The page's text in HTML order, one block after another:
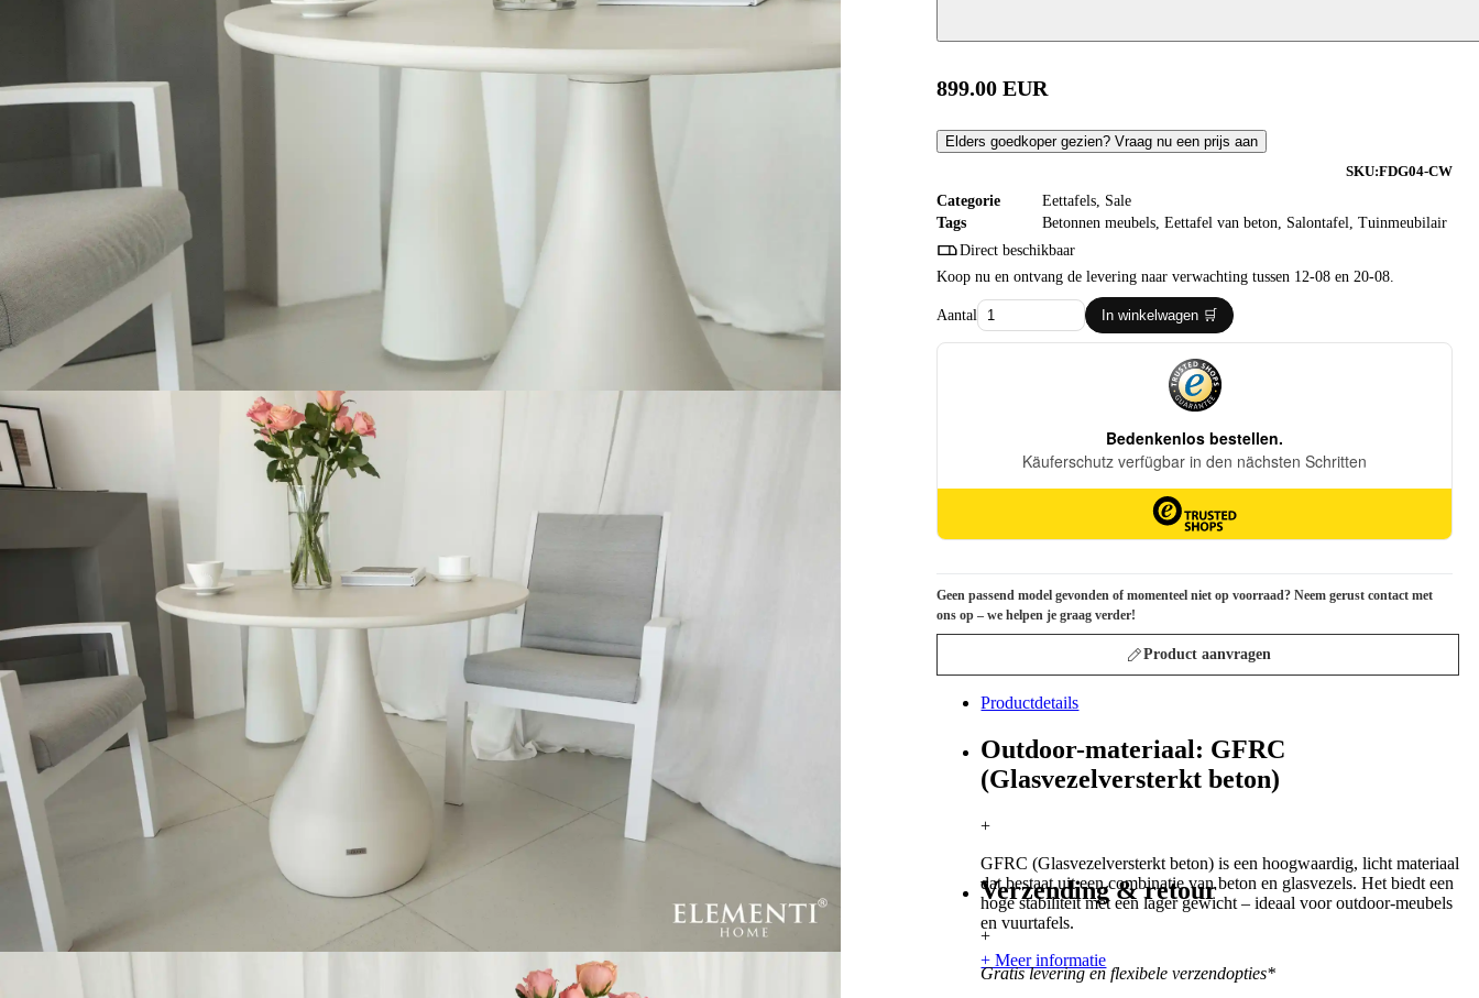
899.00 EUR
Elders goedkoper gezien? Vraag nu een prijs aan
SKU:FDG04-CW
Categorie
Eettafels, Sale
Tags
Betonnen meubels,Eettafel van beton, Salontafel,Tuinmeubilair
Direct beschikbaar
Koop nu en ontvang de levering naar verwachting tussen 12-08 en 20-08.
Aantal In winkelwagen 🛒
Geen passend model gevonden of momenteel niet op voorraad? Neem gerust contact met
ons op – we helpen je graag verder!
Product aanvragen
Productdetails
Outdoor-materiaal: GFRC
(Glasvezelversterkt beton)
+
GFRC (Glasvezelversterkt beton) is een hoogwaardig, licht materiaal
dat bestaat uit een combinatie van beton en glasvezels. Het biedt een
hoge stabiliteit met een lager gewicht – ideaal voor outdoor-meubels
en vuurtafels.
+ Meer informatie
Verzending & retour
+
Gratis levering en flexibele verzendopties*